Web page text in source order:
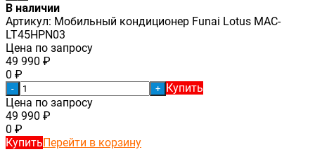
В наличии
Артикул: Мобильный кондиционер Funai Lotus MAC-
LT45HPN03
Цена по запросу
49 990 ₽
0 ₽
- + Купить
Цена по запросу
49 990 ₽
0 ₽
КупитьПерейти в корзину